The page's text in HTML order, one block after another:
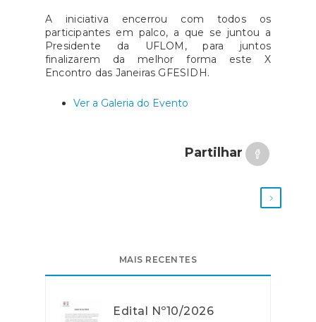
A iniciativa encerrou com todos os
participantes em palco, a que se juntou a
Presidente da UFLOM, para juntos
finalizarem da melhor forma este X
Encontro das Janeiras GFESIDH.
Ver a Galeria do Evento
Partilhar
MAIS RECENTES
Edital Nº10/2026